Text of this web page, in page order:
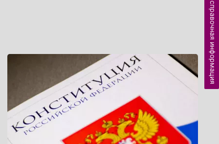
справочная информация